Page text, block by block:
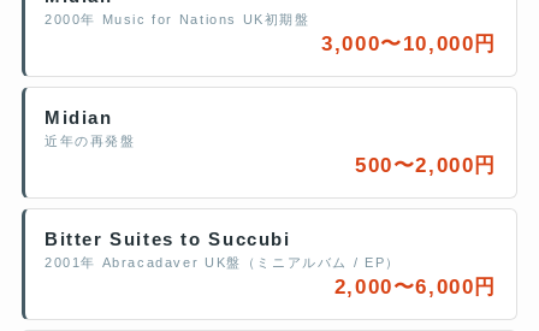
2000年 Music for Nations UK初期盤
3,000〜10,000円
Midian
近年の再発盤
500〜2,000円
Bitter Suites to Succubi
2001年 Abracadaver UK盤（ミニアルバム / EP）
2,000〜6,000円